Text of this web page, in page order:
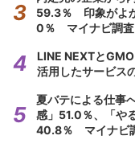
59.3％ 印象がよ
0％ マイナビ調査
LINE NEXTと
活用したサービス
夏バテによる仕事
感」51.0％、「や
40.8％ マイナビ